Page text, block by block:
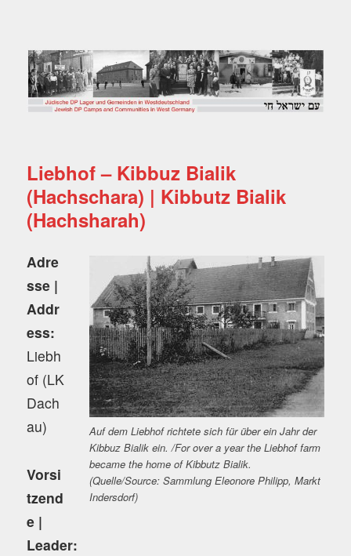
Jüdische DP Lager und
Gemeinden in
Westdeutschland
Liebhof – Kibbuz Bialik
(Hachschara) | Kibbutz Bialik
(Hachsharah)
Auf dem Liebhof richtete sich für über ein Jahr der
Kibbuz Bialik ein. /For over a year the Liebhof farm
became the home of Kibbutz Bialik.
(Quelle/Source: Sammlung Eleonore Philipp, Markt
Indersdorf)
Adre
sse |
Addr
ess:
Liebh
of (LK
Dach
au)
Vorsi
tzend
e |
Leader: